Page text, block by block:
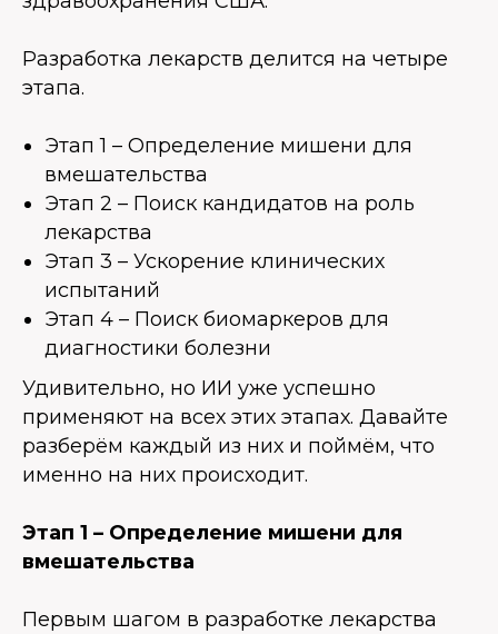
Разработка лекарств делится на четыре
этапа.
Этап 1 – Определение мишени для
вмешательства
Этап 2 – Поиск кандидатов на роль
лекарства
Этап 3 – Ускорение клинических
испытаний
Этап 4 – Поиск биомаркеров для
диагностики болезни
Удивительно, но ИИ уже успешно
применяют на всех этих этапах. Давайте
разберём каждый из них и поймём, что
именно на них происходит.
Этап 1 – Определение мишени для
вмешательства
Первым шагом в разработке лекарства